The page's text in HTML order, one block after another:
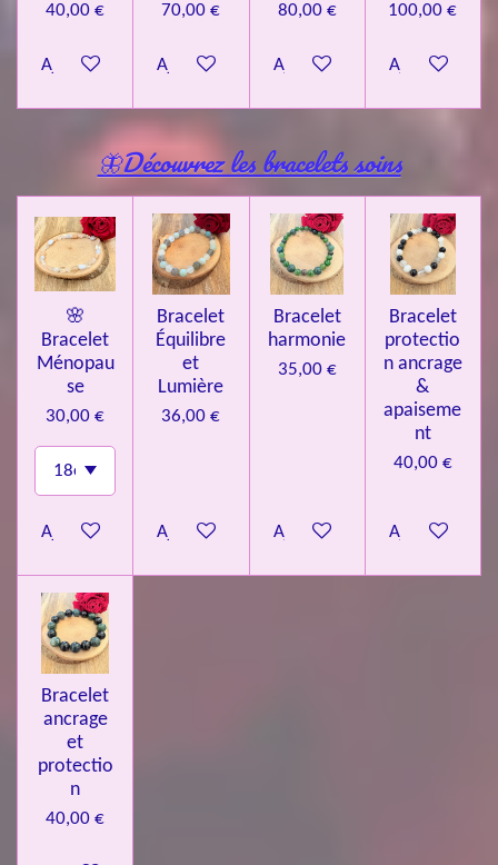
40,00 €
Ajouter au panier
70,00 €
Ajouter au panier
80,00 €
Ajouter au panier
100,00 €
Ajouter au
🦋Découvrez les bracelets soins
🌸
Bracelet
Ménopau
se
30,00 €
Ajouter au panier
Bracelet
Équilibre
et
Lumière
36,00 €
Ajouter au panier
Bracelet
harmonie
35,00 €
Ajouter au panier
Bracelet
protectio
n ancrage
&
apaiseme
nt
40,00 €
Ajouter au
Bracelet
ancrage
et
protectio
n
40,00 €